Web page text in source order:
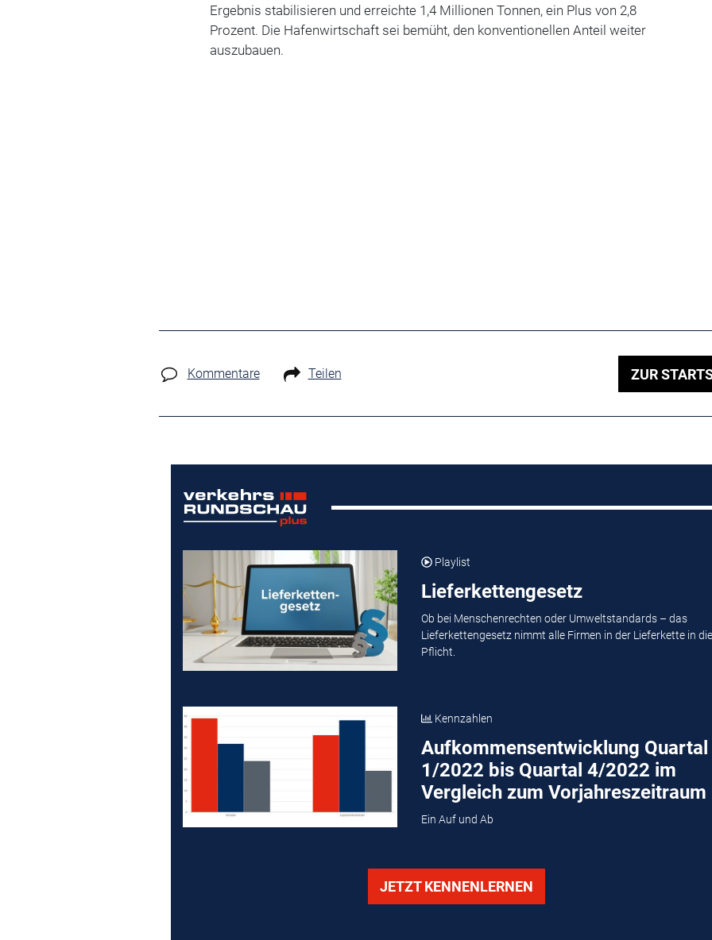
Ergebnis stabilisieren und erreichte 1,4 Millionen Tonnen, ein Plus von 2,8
Prozent. Die Hafenwirtschaft sei bemüht, den konventionellen Anteil weiter
auszubauen.
Kommentare Teilen ZUR
Playlist
Lieferkettengesetz
Ob bei Menschenrechten oder Umweltstandards – das
Lieferkettengesetz nimmt alle Firmen in der Lieferkette in die
Pflicht.
Kennzahlen
Aufkommensentwicklung Quartal
1/2022 bis Quartal 4/2022 im
Vergleich zum Vorjahreszeitraum
Ein Auf und Ab
JETZT KENNENLERNEN